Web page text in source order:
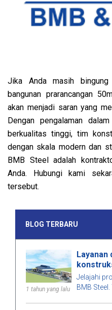
Jika Anda masih bingung
bangunan prarancangan
akan menjadi saran yang
Dengan pengalaman
berkualitas tinggi, tim
dengan skala modern dan
BMB Steel adalah
Anda. Hubungi kami
tersebut.
BLOG TERBARU
1 tahun yang lalu
Layanan
Jelajahi
BMB